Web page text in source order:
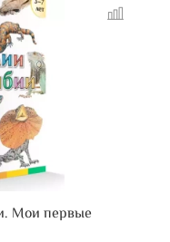
Мои первые